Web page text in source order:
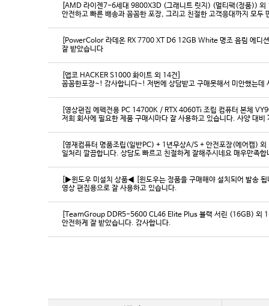
[AMD 라이젠7-6세대 9800X3D (그래니트 릿지) (멀티팩(정품)) 외
[PowerColor 라데온 RX 7700 XT D6 12GB White 명조 음림 에디
잘 받았습니다
[앱코 HACKER S1000 화이트 외 14건]
꼼꼼한포장~! 감사합니다~! 저번에 상담받고 구매못해서 미안했는
[영상편집 에펙전용 PC 14700K / RTX 4060Ti 조립 컴퓨터 본체
[영재컴퓨터 명품조립(일반PC) + 1년무상A/S + 안전포장(에어캡)
일처리 깔끔합니다. 상담도 빠르고 친절하게 잘해주시네요 매우만족
[▶윈도우 미설치 상품◀ [윈도우는 정품을 구매해야 설치되어 발송
영상 편집용으로 잘 사용하고 있습니다.
[TeamGroup DDR5-5600 CL46 Elite Plus 블랙 서린 (16GB) 외
안전하게 잘 받았습니다. 감사합니다.